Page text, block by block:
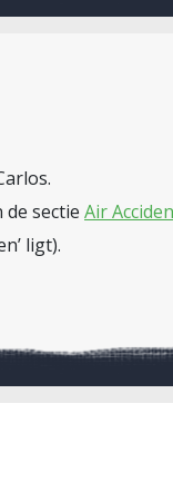
sectie Air
ligt).